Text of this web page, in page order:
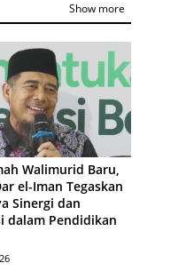
Show more
Walimurid Baru,
el-Iman Tegaskan
Sinergi dan
dalam Pendidikan